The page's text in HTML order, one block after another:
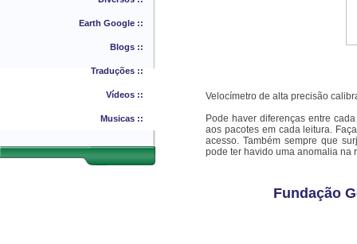
Earth Google ::
Blogs ::
Traduções ::
Vídeos ::
Musicas ::
Velocímetro de alta precisão
Pode haver diferenças entre
aos pacotes em cada leitura.
acesso. Também sempre que
pode ter havido uma anomalia na
Fundação